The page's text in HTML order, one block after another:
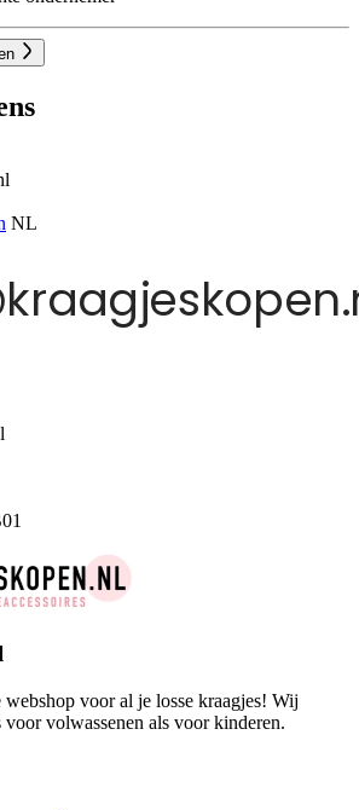
NL
voor al je losse kraagjes! Wij
volwassenen als voor kinderen.